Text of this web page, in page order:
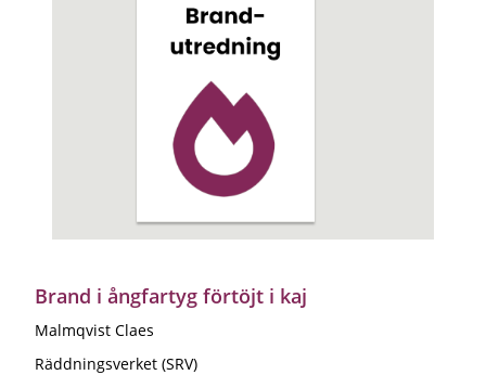
Brand i ångfartyg förtöjt i kaj
Malmqvist Claes
Räddningsverket (SRV)